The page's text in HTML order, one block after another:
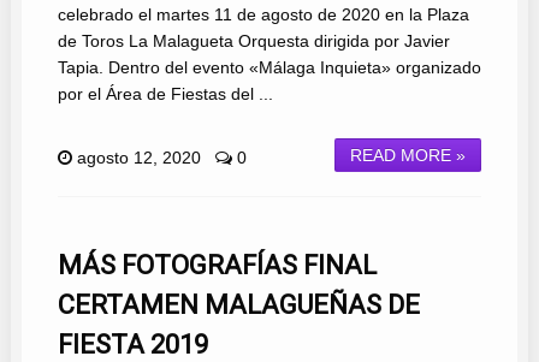
celebrado el martes 11 de agosto de 2020 en la Plaza
de Toros La Malagueta Orquesta dirigida por Javier
Tapia. Dentro del evento «Málaga Inquieta» organizado
por el Área de Fiestas del ...
READ MORE »
agosto 12, 2020 0
MÁS FOTOGRAFÍAS FINAL
CERTAMEN MALAGUEÑAS DE
FIESTA 2019